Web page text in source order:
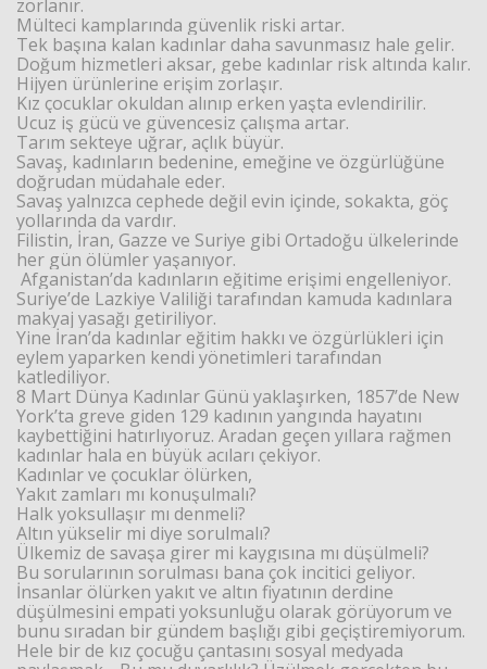
zorlanır.
Mülteci kamplarında güvenlik riski artar.
Tek başına kalan kadınlar daha savunmasız hale gelir.
Doğum hizmetleri aksar, gebe kadınlar risk altında kalır.
Hijyen ürünlerine erişim zorlaşır.
Kız çocuklar okuldan alınıp erken yaşta evlendirilir.
Ucuz iş gücü ve güvencesiz çalışma artar.
Tarım sekteye uğrar, açlık büyür.
Savaş, kadınların bedenine, emeğine ve özgürlüğüne
doğrudan müdahale eder.
Savaş yalnızca cephede değil evin içinde, sokakta, göç
yollarında da vardır.
Filistin, İran, Gazze ve Suriye gibi Ortadoğu ülkelerinde
her gün ölümler yaşanıyor.
Afganistan’da kadınların eğitime erişimi engelleniyor.
Suriye’de Lazkiye Valiliği tarafından kamuda kadınlara
makyaj yasağı getiriliyor.
Yine İran’da kadınlar eğitim hakkı ve özgürlükleri için
eylem yaparken kendi yönetimleri tarafından
katlediliyor.
8 Mart Dünya Kadınlar Günü yaklaşırken, 1857’de New
York’ta greve giden 129 kadının yangında hayatını
kaybettiğini hatırlıyoruz. Aradan geçen yıllara rağmen
kadınlar hala en büyük acıları çekiyor.
Kadınlar ve çocuklar ölürken,
Yakıt zamları mı konuşulmalı?
Halk yoksullaşır mı denmeli?
Altın yükselir mi diye sorulmalı?
Ülkemiz de savaşa girer mi kaygısına mı düşülmeli?
Bu sorularının sorulması bana çok incitici geliyor.
İnsanlar ölürken yakıt ve altın fiyatının derdine
düşülmesini empati yoksunluğu olarak görüyorum ve
bunu sıradan bir gündem başlığı gibi geçiştiremiyorum.
Hele bir de kız çocuğu çantasını sosyal medyada
Haberin Doğru Adresi.